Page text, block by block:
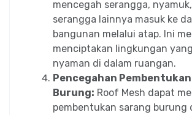
mencegah serangga,
serangga lainnya masuk ke
bangunan melalui atap. Ini
menciptakan lingkungan
nyaman di dalam ruangan.
Pencegahan
Burung: Roof Mesh dapat
pembentukan sarang burung